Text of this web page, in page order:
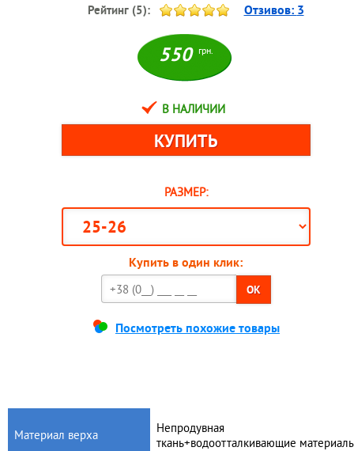
Рейтинг (5): Отзивов: 3
550 грн.
В НАЛИЧИИ
РАЗМЕР:
Купить в один клик:
OK
Посмотреть похожие товары
Материал верха
Непродувная
ткань+водоотталкивающие